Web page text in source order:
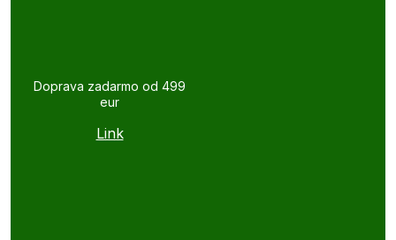
Doprava zadarmo od 499
eur
Link